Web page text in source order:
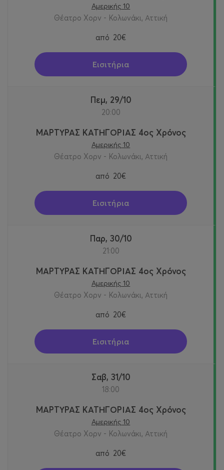
Αμερικής 10
Θέατρο Χορν - Κολωνάκι, Αττική
από 20€
Εισιτήρια
Πεμ, 29/10
20:00
ΜΑΡΤΥΡΑΣ ΚΑΤΗΓΟΡΙΑΣ 4ος Χρόνος
Αμερικής 10
Θέατρο Χορν - Κολωνάκι, Αττική
από 20€
Εισιτήρια
Παρ, 30/10
21:00
ΜΑΡΤΥΡΑΣ ΚΑΤΗΓΟΡΙΑΣ 4ος Χρόνος
Αμερικής 10
Θέατρο Χορν - Κολωνάκι, Αττική
από 20€
Εισιτήρια
Σαβ, 31/10
18:00
ΜΑΡΤΥΡΑΣ ΚΑΤΗΓΟΡΙΑΣ 4ος Χρόνος
Αμερικής 10
Θέατρο Χορν - Κολωνάκι, Αττική
από 20€